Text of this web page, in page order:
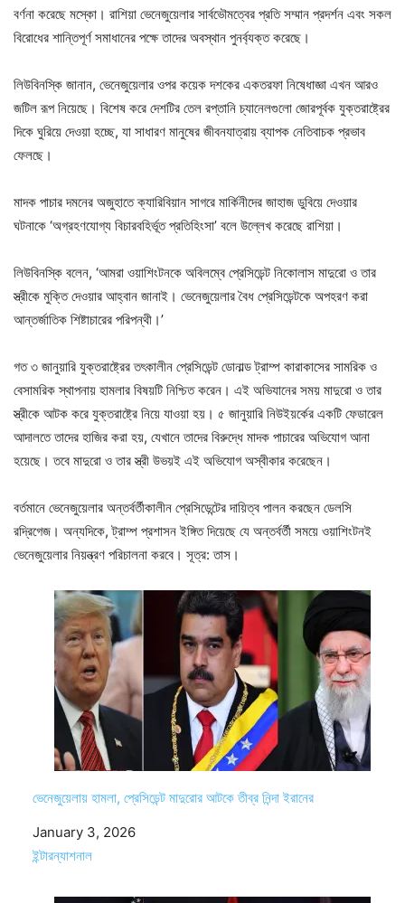
বর্ণনা করেছে মস্কো। রাশিয়া ভেনেজুয়েলার সার্বভৌমত্বের প্রতি সম্মান প্রদর্শন এবং সকল
বিরোধের শান্তিপূর্ণ সমাধানের পক্ষে তাদের অবস্থান পুনর্ব্যক্ত করেছে।
লিউবিনস্কি জানান, ভেনেজুয়েলার ওপর কয়েক দশকের একতরফা নিষেধাজ্ঞা এখন আরও
জটিল রূপ নিয়েছে। বিশেষ করে দেশটির তেল রপ্তানি চ্যানেলগুলো জোরপূর্বক যুক্তরাষ্ট্রের
দিকে ঘুরিয়ে দেওয়া হচ্ছে, যা সাধারণ মানুষের জীবনযাত্রায় ব্যাপক নেতিবাচক প্রভাব
ফেলছে।
মাদক পাচার দমনের অজুহাতে ক্যারিবিয়ান সাগরে মার্কিনীদের জাহাজ ডুবিয়ে দেওয়ার
ঘটনাকে ‘অগ্রহণযোগ্য বিচারবহির্ভূত প্রতিহিংসা’ বলে উল্লেখ করেছে রাশিয়া।
লিউবিনস্কি বলেন, ‘আমরা ওয়াশিংটনকে অবিলম্বে প্রেসিডেন্ট নিকোলাস মাদুরো ও তার
স্ত্রীকে মুক্তি দেওয়ার আহ্বান জানাই। ভেনেজুয়েলার বৈধ প্রেসিডেন্টকে অপহরণ করা
আন্তর্জাতিক শিষ্টাচারের পরিপন্থী।’
গত ৩ জানুয়ারি যুক্তরাষ্ট্রের তৎকালীন প্রেসিডেন্ট ডোনাল্ড ট্রাম্প কারাকাসের সামরিক ও
বেসামরিক স্থাপনায় হামলার বিষয়টি নিশ্চিত করেন। এই অভিযানের সময় মাদুরো ও তার
স্ত্রীকে আটক করে যুক্তরাষ্ট্রে নিয়ে যাওয়া হয়। ৫ জানুয়ারি নিউইয়র্কের একটি ফেডারেল
আদালতে তাদের হাজির করা হয়, যেখানে তাদের বিরুদ্ধে মাদক পাচারের অভিযোগ আনা
হয়েছে। তবে মাদুরো ও তার স্ত্রী উভয়ই এই অভিযোগ অস্বীকার করেছেন।
বর্তমানে ভেনেজুয়েলার অন্তর্বর্তীকালীন প্রেসিডেন্টের দায়িত্ব পালন করছেন ডেলসি
রদ্রিগেজ। অন্যদিকে, ট্রাম্প প্রশাসন ইঙ্গিত দিয়েছে যে অন্তর্বর্তী সময়ে ওয়াশিংটনই
ভেনেজুয়েলার নিয়ন্ত্রণ পরিচালনা করবে। সূত্র: তাস।
ভেনেজুয়েলায় হামলা, প্রেসিডেন্ট মাদুরোর আটকে তীব্র নিন্দা ইরানের
Date
January 3, 2026
In relation to
ইন্টারন্যাশনাল